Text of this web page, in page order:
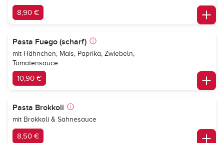
8,90 €
Pasta Fuego (scharf)
mit Hähnchen, Mais, Paprika, Zwiebeln,
Tomatensauce
10,90 €
Pasta Brokkoli
mit Brokkoli & Sahnesauce
8,50 €